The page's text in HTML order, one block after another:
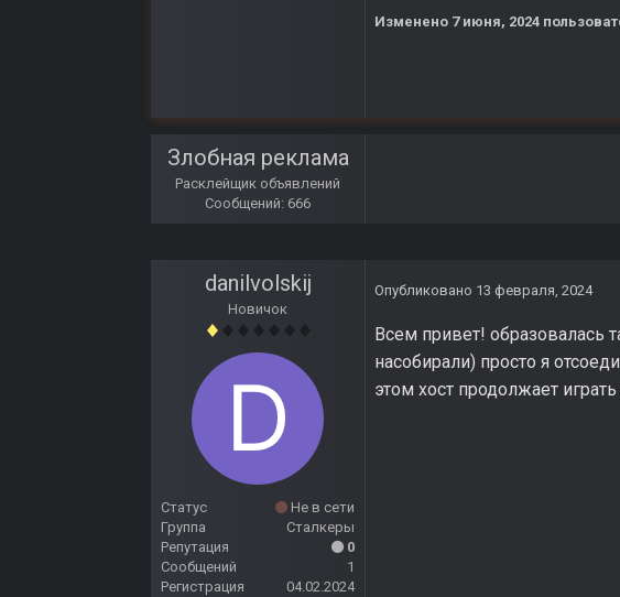
Изменено 7 июня, 2024
Злобная реклама
Расклейщик объявлений
Сообщений: 666
danilvolskij
Новичок
Статус
Не в сети
Группа
Сталкеры
Репутация
0
Сообщений
1
Регистрация
04.02.2024
Опубликовано 13 февраля, 2024
Всем привет! образовалась
насобирали) просто я
этом хост продолжает